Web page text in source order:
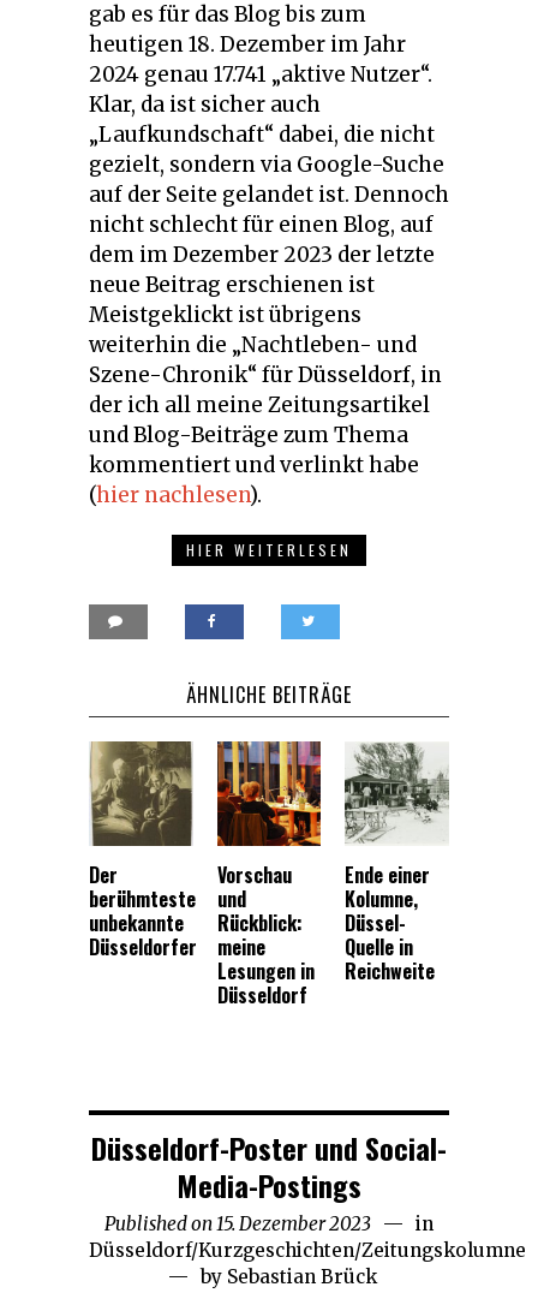
gab es für das Blog bis zum
heutigen 18. Dezember im Jahr
2024 genau 17.741 „aktive Nutzer“.
Klar, da ist sicher auch
„Laufkundschaft“ dabei, die nicht
gezielt, sondern via Google-Suche
auf der Seite gelandet ist. Dennoch
nicht schlecht für einen Blog, auf
dem im Dezember 2023 der letzte
neue Beitrag erschienen ist
Meistgeklickt ist übrigens
weiterhin die „Nachtleben- und
Szene-Chronik“ für Düsseldorf, in
der ich all meine Zeitungsartikel
und Blog-Beiträge zum Thema
kommentiert und verlinkt habe
(hier nachlesen).
HIER WEITERLESEN
ÄHNLICHE BEITRÄGE
Der
berühmteste
unbekannte
Düsseldorfer
Vorschau
und
Rückblick:
meine
Lesungen in
Düsseldorf
Ende einer
Kolumne,
Düssel-
Quelle in
Reichweite
Düsseldorf-Poster und Social-
Media-Postings
Published on 15. Dezember 2023 30.
August
2025
in
Düsseldorf/Kurzgeschichten/Zeitungskolumne
by Sebastian Brück